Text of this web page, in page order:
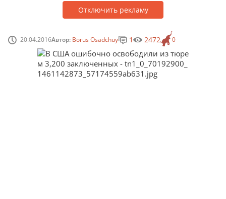
Отключить рекламу
20.04.2016Автор: Borus Osadchuy 0
1 2472